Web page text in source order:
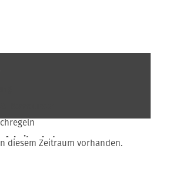
Arbeitsschutz
diesem Zeitraum vorhanden.